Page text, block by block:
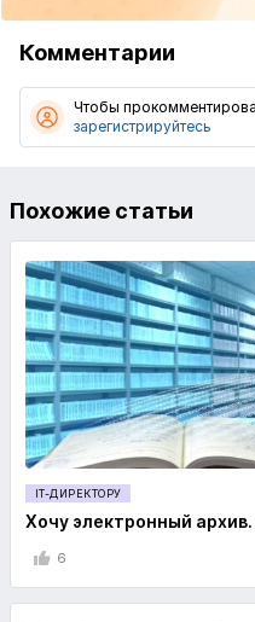
Комментарии
Чтобы
зарегистрируйтесь
Похожие статьи
IT-ДИРЕКТОРУ
Хочу электронный архив.
6